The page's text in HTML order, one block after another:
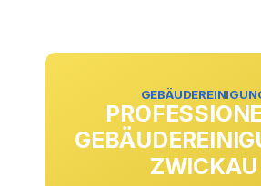
ZWICKAU